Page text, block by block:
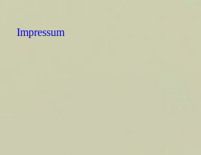
Impressum